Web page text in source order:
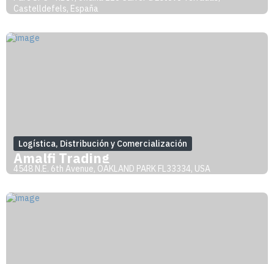
Castelldefels, España
Logística, Distribución y Comercialización
Amalfi Trading
4548 N.E. 6th Avenue, OAKLAND PARK FL33334, USA